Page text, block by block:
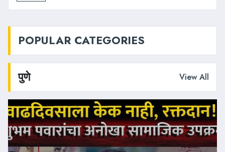
POPULAR CATEGORIES
पुणे View All